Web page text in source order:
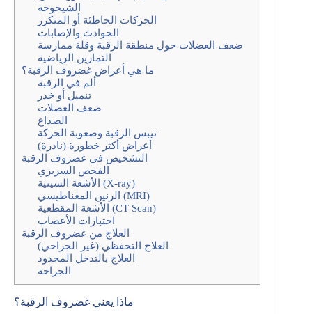
الشيخوخة
الحركات الخاطئة أو المتكرر
الحوادث والإصابات
ضعف العضلات حول منطقة الرقبة وقلة ممارسة
التمارين الرياضية
ما هي أعراض غضروف الرقبة؟
ألم في الرقبة
تنميل أو خدر
ضعف العضلات
الصداع
تيبس الرقبة وصعوبة الحركة
أعراض أكثر خطورة (نادرة)
التشخيص في غضروف الرقبة
الفحص السريري
الأشعة السينية (X-ray)
الرنين المغناطيسي (MRI)
الأشعة المقطعية (CT Scan)
اختبارات الأعصاب
العلاج من غضروف الرقبة
العلاج التحفظي (غير الجراحي)
العلاج بالتدخل المحدود
الجراحة
ماذا يعني غضروف الرقبة؟